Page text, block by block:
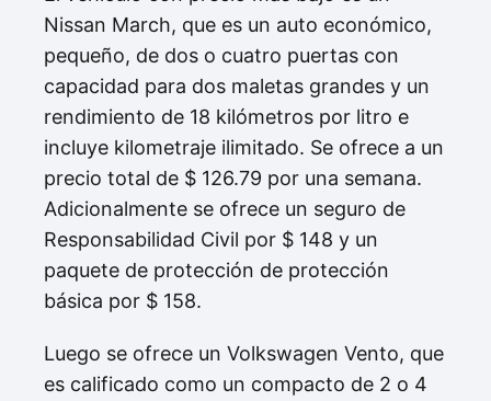
Nissan March, que es un auto económico,
pequeño, de dos o cuatro puertas con
capacidad para dos maletas grandes y un
rendimiento de 18 kilómetros por litro e
incluye kilometraje ilimitado. Se ofrece a un
precio total de $ 126.79 por una semana.
Adicionalmente se ofrece un seguro de
Responsabilidad Civil por $ 148 y un
paquete de protección de protección
básica por $ 158.
Luego se ofrece un Volkswagen Vento, que
es calificado como un compacto de 2 o 4